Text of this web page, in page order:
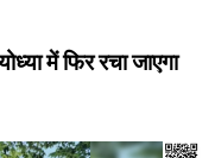
में फिर रचा जाएगा